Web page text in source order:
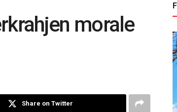
morale
Share on Twitter